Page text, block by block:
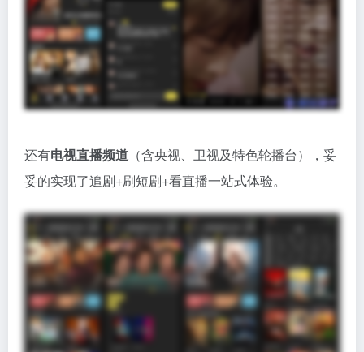
还有电视直播频道 （含央视、卫视及特色轮播台），妥
妥的实现了追剧+刷短剧+看直播一站式体验。